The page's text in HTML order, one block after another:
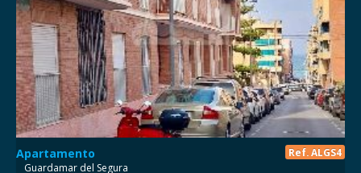
Apartamento Ref. ALGS4
Guardamar del Segura